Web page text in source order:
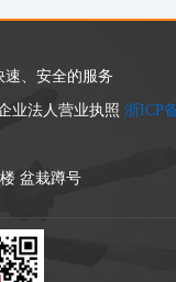
速、安全的服务
业法人营业执照 浙ICP
盆栽蹲号